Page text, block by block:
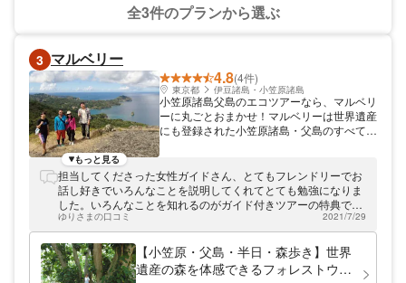
全3件のプランから選ぶ
3 マルベリー
4.8(4件)
東京都 伊豆諸島・小笠原諸島
小笠原諸島父島のエコツアーなら、マルベリ
ーに丸ごとおまかせ！マルベリーは世界遺産
にも登録された小笠原諸島・父島のすべてを
原諸島父島を満喫！ 2011年、日本で第4番
目の世界自然遺産として登録された小笠原諸
島には、多くの固有生物など、豊かで独特の
自然が広がっています。マルベリーは小笠原
諸島のなかでも父島にて、その見どころを余
すところなくご紹介する、各種のツアーをご
提供しています。 「見たい！」が見つかる
ツアーは幅広いラインナップから選べる ツ
もっと見る
担当してくださった女性ガイドさん、とてもフレンドリーでお
話し好きでいろんなことを説明してくれてとても勉強になりま
した。いろんなことを知れるのがガイド付きツアーの特典で大
満足です(^^) 最後の珍事件は楽しかったです。笑 ありがとうご
ざいました！！
ゆりさまの口コミ 2021/7/29
【小笠原・父島・半日・森歩き】世界
遺産の森を体感できるフォレストウォ